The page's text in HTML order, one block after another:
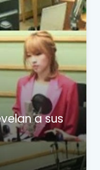
a sus